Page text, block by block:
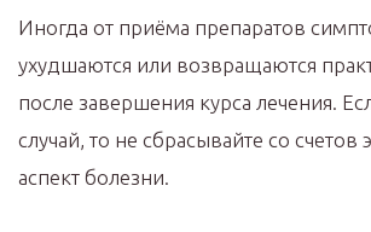
Иногда от приёма препаратов
ухудшаются или возвращаются
после завершения курса лечения.
случай, то не сбрасывайте со
аспект болезни.